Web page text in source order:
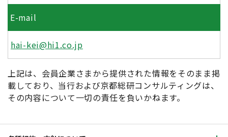
E-mail
hai-kei@hi1.co.jp
上記は、会員企業さまから提供された情報をそのまま掲
載しており、当行および京都総研コンサルティングは、
その内容について一切の責任を負いかねます。